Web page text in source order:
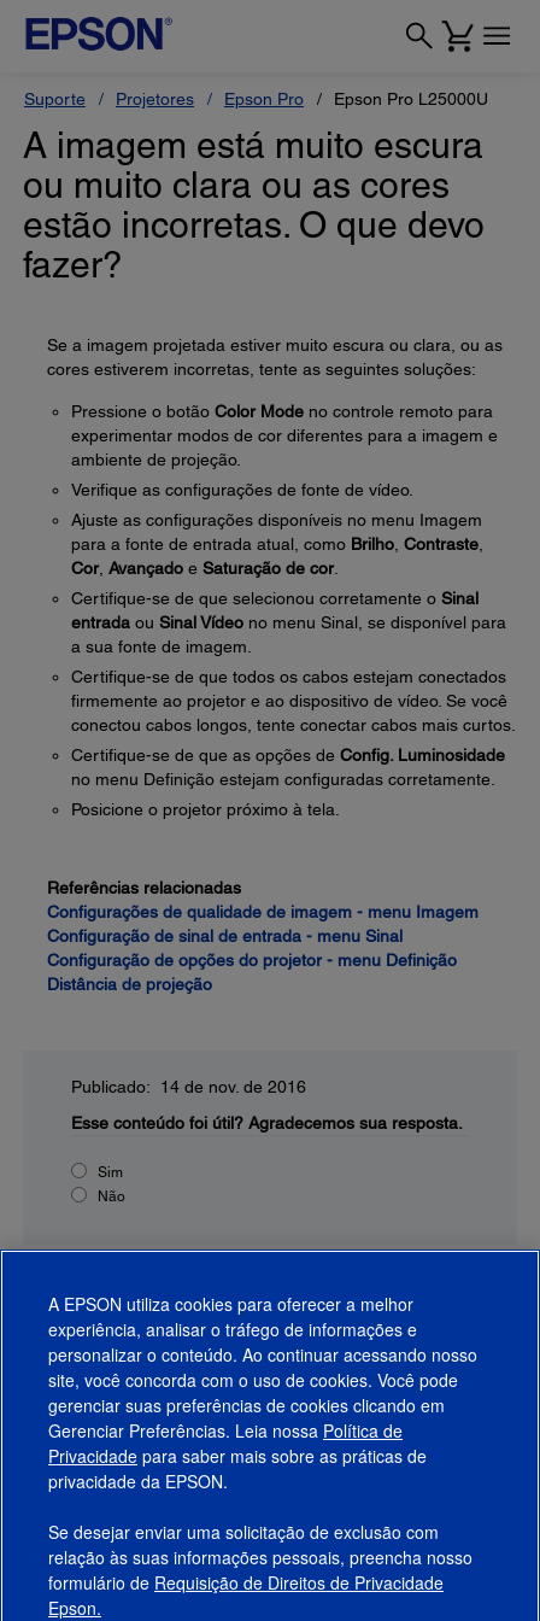
Suporte Projetores Epson Pro Epson Pro L25000U
A imagem está muito escura
ou muito clara ou as cores
estão incorretas. O que devo
fazer?
Se a imagem projetada estiver muito escura ou clara, ou as
cores estiverem incorretas, tente as seguintes soluções:
Pressione o botão Color Mode no controle remoto para
experimentar modos de cor diferentes para a imagem e
ambiente de projeção.
Verifique as configurações de fonte de vídeo.
Ajuste as configurações disponíveis no menu Imagem
para a fonte de entrada atual, como Brilho Contraste
Cor, Avançado e Saturação de cor.
Certifique-se de que selecionou corretamente o Sinal
entrada ou Sinal Vídeo no menu Sinal, se disponível para
a sua fonte de imagem.
Certifique-se de que todos os cabos estejam conectados
firmemente ao projetor e ao dispositivo de vídeo. Se você
conectou cabos longos, tente conectar cabos mais curtos.
Certifique-se de que as opções de Config. Luminosidade
no menu Definição estejam configuradas corretamente.
Posicione o projetor próximo à tela.
Referências relacionadas
Configurações de qualidade de imagem - menu Imagem
Configuração de sinal de entrada - menu Sinal
Configuração de opções do projetor - menu Definição
Distância de projeção
Publicado: 14 de nov. de 2016
Esse conteúdo foi útil? Agradecemos sua resposta.
Sim
Não
Produtos
Suporte
Links Sugeridos
Empresa
A EPSON utiliza cookies para oferecer a melhor
experiência, analisar o tráfego de informações e
personalizar o conteúdo. Ao continuar acessando nosso
site, você concorda com o uso de cookies. Você pode
gerenciar suas preferências de cookies clicando em
Gerenciar Preferências. Leia nossa Política de
Privacidade para saber mais sobre as práticas de
privacidade da EPSON.
Se desejar enviar uma solicitação de exclusão com
relação às suas informações pessoais, preencha nosso
formulário de Requisição de Direitos de Privacidade
Epson.